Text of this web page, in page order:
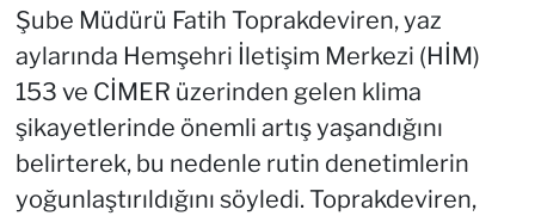
Şube Müdürü Fatih Toprakdeviren, yaz
aylarında Hemşehri İletişim Merkezi (HİM)
153 ve CİMER üzerinden gelen klima
şikayetlerinde önemli artış yaşandığını
belirterek, bu nedenle rutin denetimlerin
yoğunlaştırıldığını söyledi. Toprakdeviren,